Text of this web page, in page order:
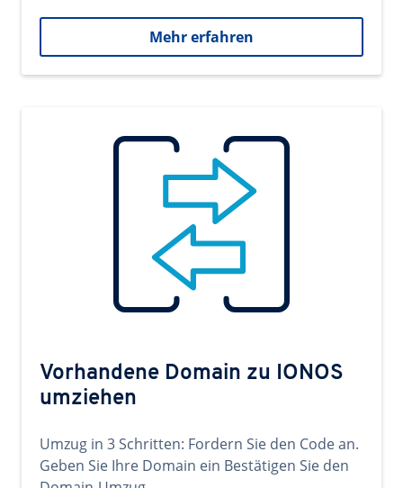
Mehr erfahren
Vorhandene Domain zu IONOS
umziehen
Umzug in 3 Schritten: Fordern Sie den Code an.
Geben Sie Ihre Domain ein Bestätigen Sie den